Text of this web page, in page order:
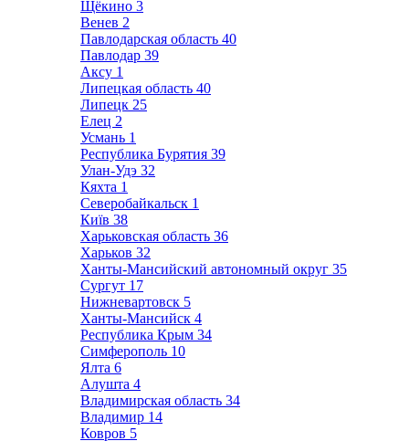
Щёкино 3
Венев 2
Павлодарская область 40
Павлодар 39
Аксу 1
Липецкая область 40
Липецк 25
Елец 2
Усмань 1
Республика Бурятия 39
Улан-Удэ 32
Кяхта 1
Северобайкальск 1
Київ 38
Харьковская область 36
Харьков 32
Ханты-Мансийский автономный округ 35
Сургут 17
Нижневартовск 5
Ханты-Мансийск 4
Республика Крым 34
Симферополь 10
Ялта 6
Алушта 4
Владимирская область 34
Владимир 14
Ковров 5